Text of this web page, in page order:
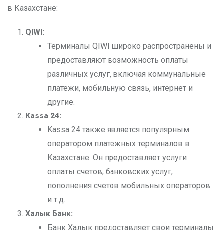
в Казахстане:
QIWI:
Терминалы QIWI широко распространены и
предоставляют возможность оплаты
различных услуг, включая коммунальные
платежи, мобильную связь, интернет и
другие.
Kassa 24:
Kassa 24 также является популярным
оператором платежных терминалов в
Казахстане. Он предоставляет услуги
оплаты счетов, банковских услуг,
пополнения счетов мобильных операторов
и т.д.
Халык Банк:
Банк Халык предоставляет свои терминалы